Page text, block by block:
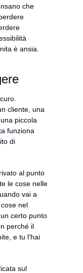
che
è ansia.
cliente, una
piccola
funziona
di
al punto
le cose nelle
vai a
nel
certo punto
perché il
e tu l'hai
sul